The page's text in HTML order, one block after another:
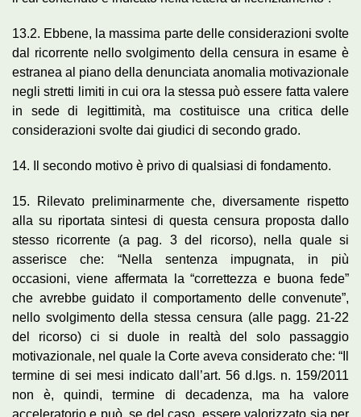
13.2. Ebbene, la massima parte delle considerazioni svolte
dal ricorrente nello svolgimento della censura in esame è
estranea al piano della denunciata anomalia motivazionale
negli stretti limiti in cui ora la stessa può essere fatta valere
in sede di legittimità, ma costituisce una critica delle
considerazioni svolte dai giudici di secondo grado.
14. Il secondo motivo è privo di qualsiasi di fondamento.
15. Rilevato preliminarmente che, diversamente rispetto
alla su riportata sintesi di questa censura proposta dallo
stesso ricorrente (a pag. 3 del ricorso), nella quale si
asserisce che: “Nella sentenza impugnata, in più
occasioni, viene affermata la “correttezza e buona fede”
che avrebbe guidato il comportamento delle convenute”,
nello svolgimento della stessa censura (alle pagg. 21-22
del ricorso) ci si duole in realtà del solo passaggio
motivazionale, nel quale la Corte aveva considerato che: “Il
termine di sei mesi indicato dall’art. 56 d.lgs. n. 159/2011
non è, quindi, termine di decadenza, ma ha valore
acceleratorio e può, se del caso, essere valorizzato sia per